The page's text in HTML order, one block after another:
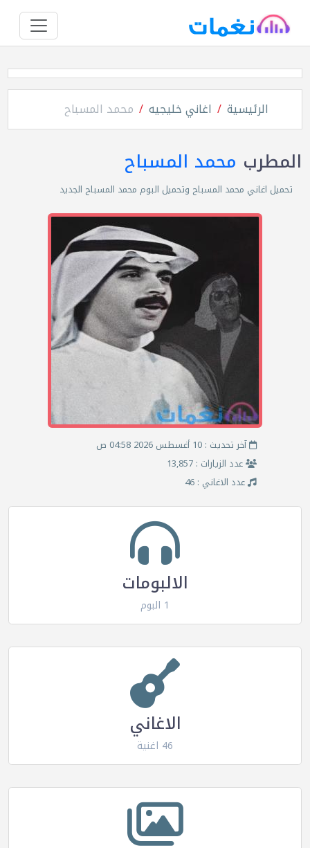
الرئيسية اغاني خليجيه محمد المسباح
المطرب محمد المسباح
تحميل اغاني محمد المسباح وتحميل البوم محمد المسباح الجديد
آخر تحديث : 10 أغسطس 2026 04:58 ص
عدد الزيارات : 13,857
عدد الاغاني : 46
الالبومات
1 البوم
الاغاني
46 اغنية